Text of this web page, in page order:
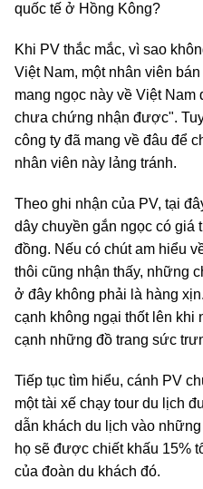
quốc tế ở Hồng Kông?
Khi PV thắc mắc, vì sao
Việt Nam, một nhân viên
mang ngọc này về Việt
chưa chứng nhận được".
công ty đã mang về đâu để
nhân viên này lảng tránh.
Theo ghi nhận của PV, tại
dây chuyền gắn ngọc có giá
đồng. Nếu có chút am hiểu
thôi cũng nhận thấy, những
ở đây không phải là hàng
cạnh không ngại thốt lên khi
cạnh những đồ trang sức
Tiếp tục tìm hiểu, cánh PV
một tài xế chạy tour du lịch
dẫn khách du lịch vào
họ sẽ được chiết khấu 15%
của đoàn du khách đó.